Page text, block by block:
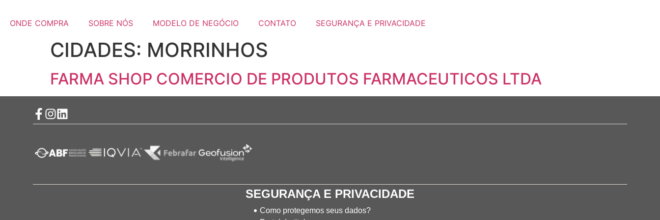
ONDE COMPRA SOBRE NÓS MODELO DE NEGÓCIO CONTATO SEGURANÇA E PRIVACIDADE
CIDADES: MORRINHOS
FARMA SHOP COMERCIO DE PRODUTOS FARMACEUTICOS LTDA
SEGURANÇA E PRIVACIDADE
Como protegemos seus dados?